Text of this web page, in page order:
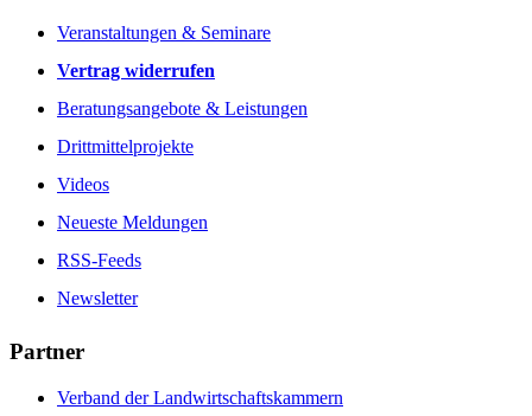
Veranstaltungen & Seminare
Vertrag widerrufen
Beratungsangebote & Leistungen
Drittmittelprojekte
Videos
Neueste Meldungen
RSS-Feeds
Newsletter
Partner
Verband der Landwirtschaftskammern